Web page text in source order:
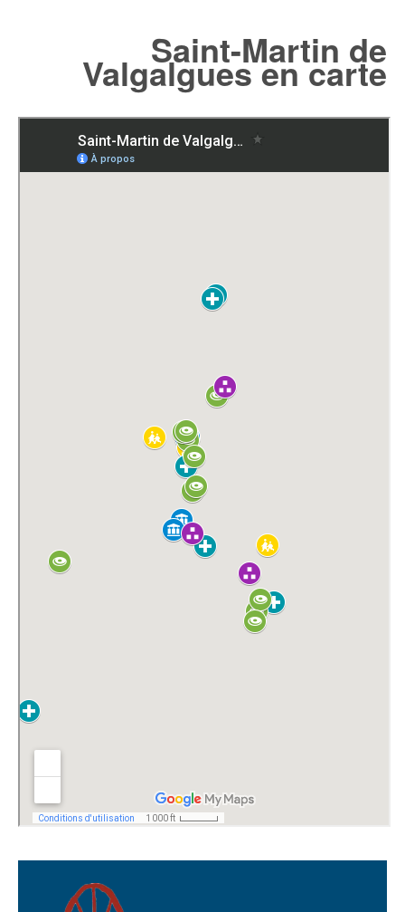
Saint-Martin de
Valgalgues en carte